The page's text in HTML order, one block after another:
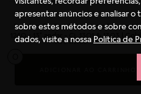
apresentar anúncios e analisar o
sobre estes métodos e sobre
dados, visite a nossa Política de
Pandora Do Brasil Comércio E
1240 - 13º andar - Cj. 1301 & 1303 |
São Paulo – SP | Brazil |